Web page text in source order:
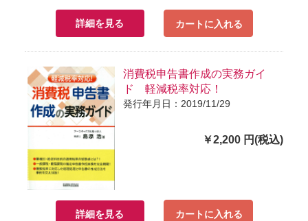
詳細を見る カートに入れる
消費税申告書作成の実務ガイ
ド 軽減税率対応！
発行年月日：2019/11/29
￥2,200 円(税込)
詳細を見る カートに入れる